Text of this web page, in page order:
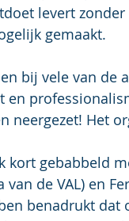
levert
gemaakt.
bij vele van de
en
neergezet! Het
kort gebabbeld
van de VAL) en
benadrukt